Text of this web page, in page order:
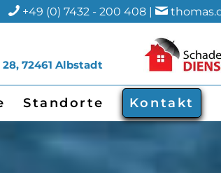
+49 (0) 7432 - 200 408 |
72461 Albstadt
Standorte Kontakt